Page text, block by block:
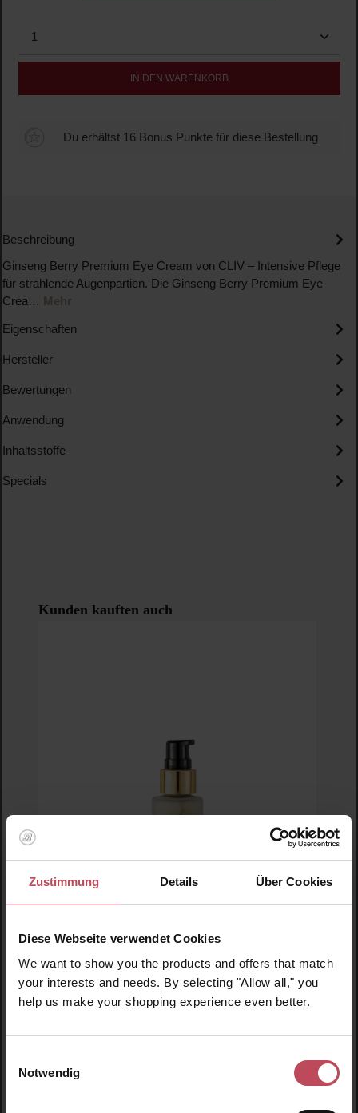
Zustimmung Details Über Cookies
Diese Webseite verwendet Cookies
We want to show you the products and offers that match
your interests and needs. By selecting "Allow all," you
help us make your shopping experience even better.
Notwendig
Produkt Anzahl: Gib den gewünschten Wert ein
IN DEN WARENKORB
Du erhältst 16 Bonus Punkte für diese Bestellung
Beschreibung
Ginseng Berry Premium Eye Cream von CLIV – Intensive Pflege
für strahlende Augenpartien. Die Ginseng Berry Premium Eye
Crea… Mehr
Eigenschaften
Hersteller
Bewertungen
Anwendung
Inhaltsstoffe
Specials
Produktgalerie überspringen
Kunden kauften auch
Eco by Sonya
Augencreme
18 ml(225,83 CHF / 100 ml)
Regulärer Preis:
40,65 CHF
Produkt Anzahl: Gib den gewünschten Wert